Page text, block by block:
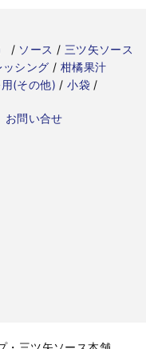
/ ソース / 三ツ矢ソース
ッシング / 柑橘果汁
(その他) /小袋 /
お問い合せ